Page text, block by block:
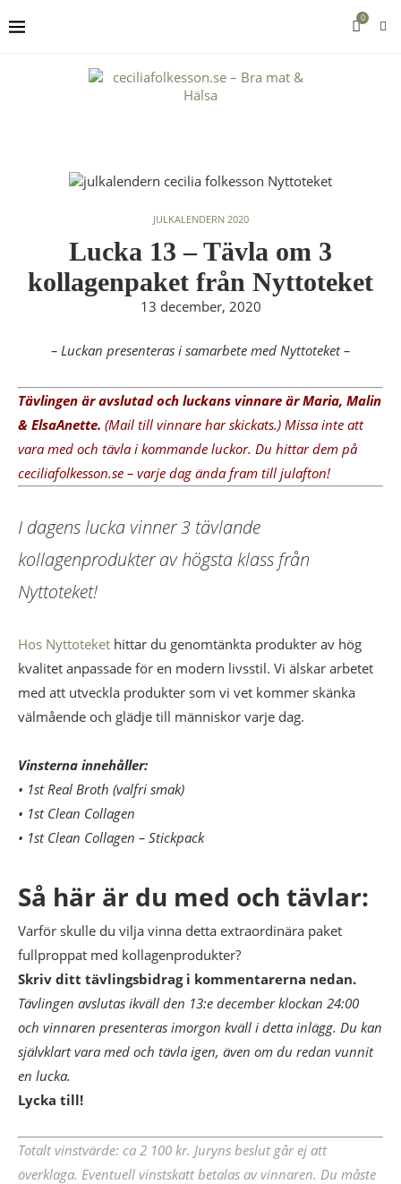
0
JULKALENDERN 2020
Lucka 13 – Tävla om 3
kollagenpaket från Nyttoteket
13 december, 2020
– Luckan presenteras i samarbete med Nyttoteket–
Tävlingen är avslutad och luckans vinnare är Maria, Malin
& ElsaAnette. (Mail till vinnare har skickats.) Missa inte att
vara med och tävla i kommande luckor. Du hittar dem på
ceciliafolkesson.se – varje dag ända fram till julafton!
I dagens lucka vinner 3 tävlande
kollagenprodukter av högsta klass från
Nyttoteket!
Hos Nyttoteket hittar du genomtänkta produkter av hög
kvalitet anpassade för en modern livsstil. Vi älskar arbetet
med att utveckla produkter som vi vet kommer skänka
välmående och glädje till människor varje dag.
Vinsterna innehåller:
• 1st Real Broth (valfri smak)
• 1st Clean Collagen
• 1st Clean Collagen – Stickpack
Så här är du med och tävlar:
Varför skulle du vilja vinna detta extraordinära paket
fullproppat med kollagenprodukter?
Skriv ditt tävlingsbidrag i kommentarerna nedan.
Tävlingen avslutas ikväll den 13:e december klockan 24:00
och vinnaren presenteras imorgon kväll i detta inlägg. Du kan
självklart vara med och tävla igen, även om du redan vunnit
en lucka.
Lycka till!
Totalt vinstvärde: ca 2 100 kr. Juryns beslut går ej att
överklaga. Eventuell vinstskatt betalas av vinnaren. Du måste